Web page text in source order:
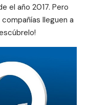
el año 2017. Pero
lleguen a